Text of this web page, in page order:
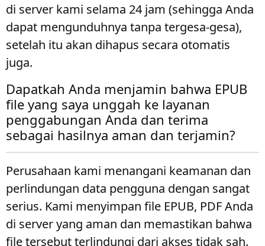
di server kami selama 24 jam (sehingga Anda
dapat mengunduhnya tanpa tergesa-gesa),
setelah itu akan dihapus secara otomatis
juga.
Dapatkah Anda menjamin bahwa EPUB
file yang saya unggah ke layanan
penggabungan Anda dan terima
sebagai hasilnya aman dan terjamin?
Perusahaan kami menangani keamanan dan
perlindungan data pengguna dengan sangat
serius. Kami menyimpan file EPUB, PDF Anda
di server yang aman dan memastikan bahwa
file tersebut terlindungi dari akses tidak sah.